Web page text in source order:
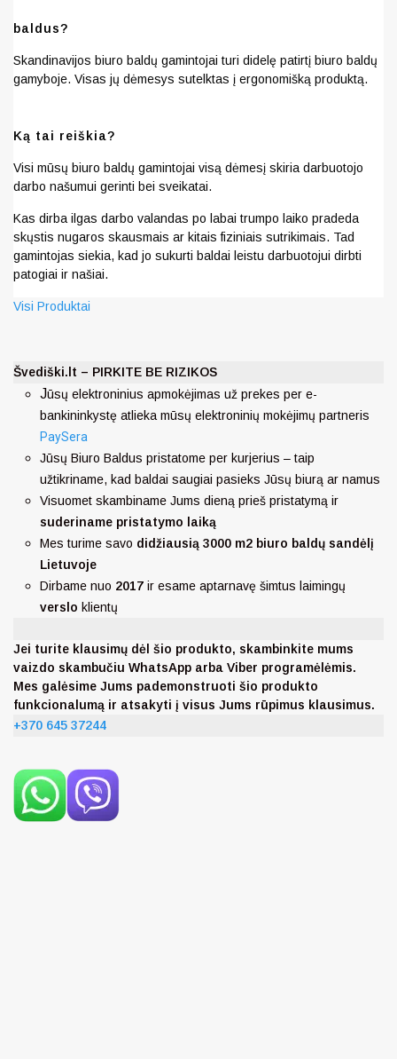
baldus?
Skandinavijos biuro baldų gamintojai turi didelę patirtį biuro baldų
gamyboje. Visas jų dėmesys sutelktas į ergonomišką produktą.
Ką tai reiškia?
Visi mūsų biuro baldų gamintojai visą dėmesį skiria darbuotojo
darbo našumui gerinti bei sveikatai.
Kas dirba ilgas darbo valandas po labai trumpo laiko pradeda
skųstis nugaros skausmais ar kitais fiziniais sutrikimais. Tad
gamintojas siekia, kad jo sukurti baldai leistu darbuotojui dirbti
patogiai ir našiai.
Visi Produktai
Švediški.lt – PIRKITE BE RIZIKOS
Jūsų elektroninius apmokėjimas už prekes per e-
bankininkystę atlieka mūsų elektroninių mokėjimų partneris
PaySera
Jūsų Biuro Baldus pristatome per kurjerius – taip
užtikriname, kad baldai saugiai pasieks Jūsų biurą ar namus
Visuomet skambiname Jums dieną prieš pristatymą ir
suderiname pristatymo laiką
Mes turime savo didžiausią 3000 m2 biuro baldų sandėlį
Lietuvoje
Dirbame nuo 2017 ir esame aptarnavę šimtus laimingų
verslo klientų
Jei turite klausimų dėl šio produkto, skambinkite mums
vaizdo skambučiu WhatsApp arba Viber programėlėmis.
Mes galėsime Jums pademonstruoti šio produkto
funkcionalumą ir atsakyti į visus Jums rūpimus klausimus.
+370 645 37244